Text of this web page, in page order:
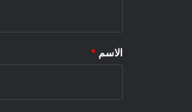
*
الاسم *